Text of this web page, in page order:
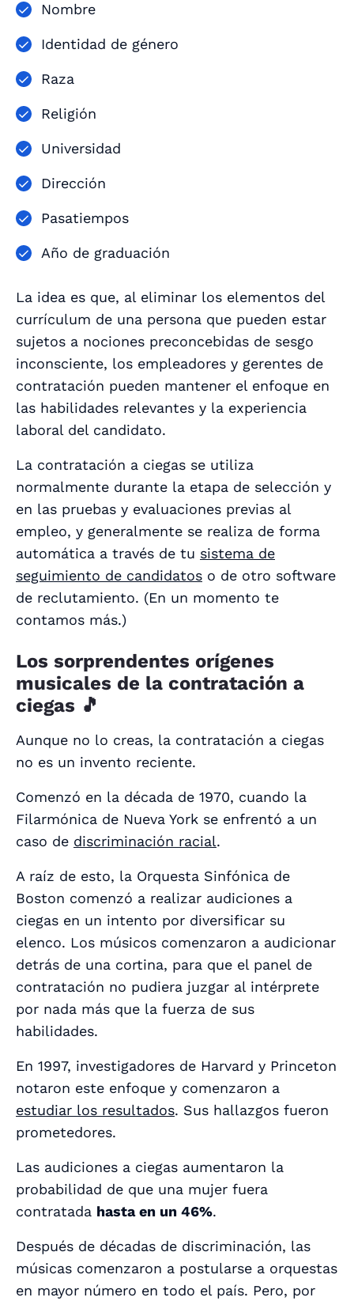
Nombre
Identidad de género
Raza
Religión
Universidad
Dirección
Pasatiempos
Año de graduación
La idea es que, al eliminar los elementos del
currículum de una persona que pueden estar
sujetos a nociones preconcebidas de sesgo
inconsciente, los empleadores y gerentes de
contratación pueden mantener el enfoque en
las habilidades relevantes y la experiencia
laboral del candidato.
La contratación a ciegas se utiliza
normalmente durante la etapa de selección y
en las pruebas y evaluaciones previas al
empleo, y generalmente se realiza de forma
automática a través de tu sistema de
seguimiento de candidatos o de otro software
de reclutamiento. (En un momento te
contamos más.)
Los sorprendentes orígenes
musicales de la contratación a
ciegas 🎵
Aunque no lo creas, la contratación a ciegas
no es un invento reciente.
Comenzó en la década de 1970, cuando la
Filarmónica de Nueva York se enfrentó a un
caso de discriminación racial.
A raíz de esto, la Orquesta Sinfónica de
Boston comenzó a realizar audiciones a
ciegas en un intento por diversificar su
elenco. Los músicos comenzaron a audicionar
detrás de una cortina, para que el panel de
contratación no pudiera juzgar al intérprete
por nada más que la fuerza de sus
habilidades.
En 1997, investigadores de Harvard y Princeton
notaron este enfoque y comenzaron a
estudiar los resultados. Sus hallazgos fueron
prometedores.
Las audiciones a ciegas aumentaron la
probabilidad de que una mujer fuera
contratada hasta en un 46%.
Después de décadas de discriminación, las
músicas comenzaron a postularse a orquestas
en mayor número en todo el país. Pero, por